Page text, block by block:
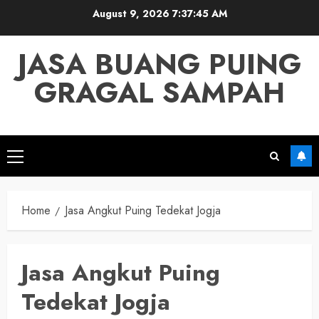
August 9, 2026 7:37:45 AM
JASA BUANG PUING
GRAGAL SAMPAH
Primary
Menu
Home Jasa Angkut Puing Tedekat Jogja
Jasa Angkut Puing
Tedekat Jogja